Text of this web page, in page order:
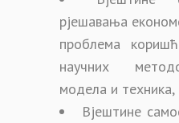
рјешавања
проблема
научних
модела и техника,
Вјештине